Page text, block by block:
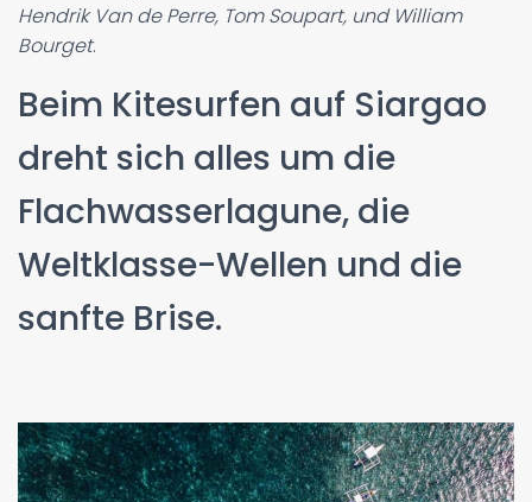
Hendrik Van de Perre, Tom Soupart, und William
Bourget.
Beim Kitesurfen auf Siargao
dreht sich alles um die
Flachwasserlagune, die
Weltklasse-Wellen und die
sanfte Brise.